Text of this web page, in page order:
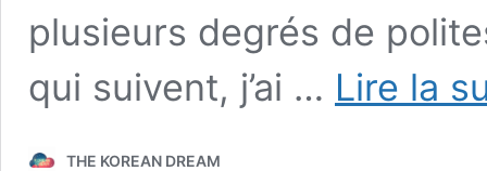
plusieurs degrés de
qui suivent, j’ai … Lire la
THE KOREAN DREAM